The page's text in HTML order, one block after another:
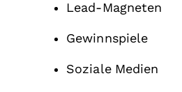
Lead-Magneten
Gewinnspiele
Soziale Medien